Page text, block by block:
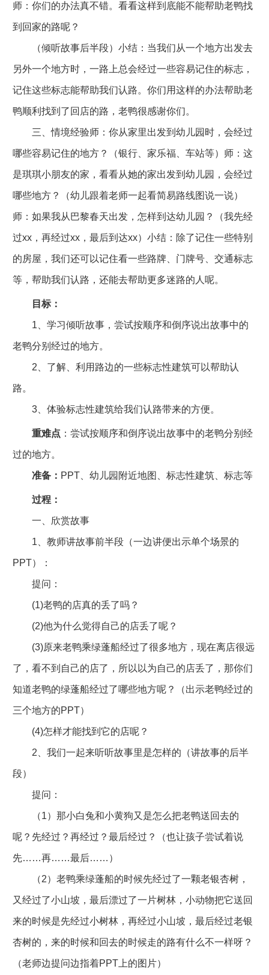
师：你们的办法真不错。看看这样到底能不能帮助老鸭找
到回家的路呢？
（倾听故事后半段）小结：当我们从一个地方出发去
另外一个地方时，一路上总会经过一些容易记住的标志，
记住这些标志能帮助我们认路。你们用这样的办法帮助老
鸭顺利找到了回店的路，老鸭很感谢你们。
三、情境经验师：你从家里出发到幼儿园时，会经过
哪些容易记住的地方？（银行、家乐福、车站等）师：这
是琪琪小朋友的家，看看从她的家出发到幼儿园，会经过
哪些地方？（幼儿跟着老师一起看简易路线图说一说）
师：如果我从巴黎春天出发，怎样到达幼儿园？（我先经
过xx，再经过xx，最后到达xx）小结：除了记住一些特别
的房屋，我们还可以记住看一些路牌、门牌号、交通标志
等，帮助我们认路，还能去帮助更多迷路的人呢。
目标：
1、学习倾听故事，尝试按顺序和倒序说出故事中的
老鸭分别经过的地方。
2、了解、利用路边的一些标志性建筑可以帮助认
路。
3、体验标志性建筑给我们认路带来的方便。
重难点 ：尝试按顺序和倒序说出故事中的老鸭分别经
过的地方。
准备： PPT、幼儿园附近地图、标志性建筑、标志等
过程：
一、欣赏故事
1、教师讲故事前半段（一边讲便出示单个场景的
PPT）：
提问：
(1)老鸭的店真的丢了吗？
(2)他为什么觉得自己的店丢了呢？
(3)原来老鸭乘绿蓬船经过了很多地方，现在离店很远
了，看不到自己的店了，所以以为自己的店丢了，那你们
知道老鸭的绿蓬船经过了哪些地方呢？（出示老鸭经过的
三个地方的PPT）
(4)怎样才能找到它的店呢？
2、我们一起来听听故事里是怎样的（讲故事的后半
段）
提问：
（1）那小白兔和小黄狗又是怎么把老鸭送回去的
呢？先经过？再经过？最后经过？（也让孩子尝试着说
先……再……最后……）
（2）老鸭乘绿蓬船的时候先经过了一颗老银杏树，
又经过了小山坡，最后漂过了一片树林，小动物把它送回
来的时候是先经过小树林，再经过小山坡，最后经过老银
杏树的，来的时候和回去的时候走的路有什么不一样呀？
（老师边提问边指着PPT上的图片）